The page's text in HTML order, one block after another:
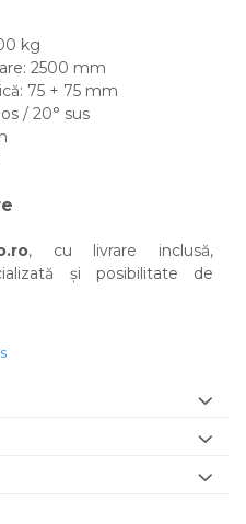
kg
2500 mm
75 + 75 mm
/ 20° sus
, cu livrare inclusă,
și posibilitate de